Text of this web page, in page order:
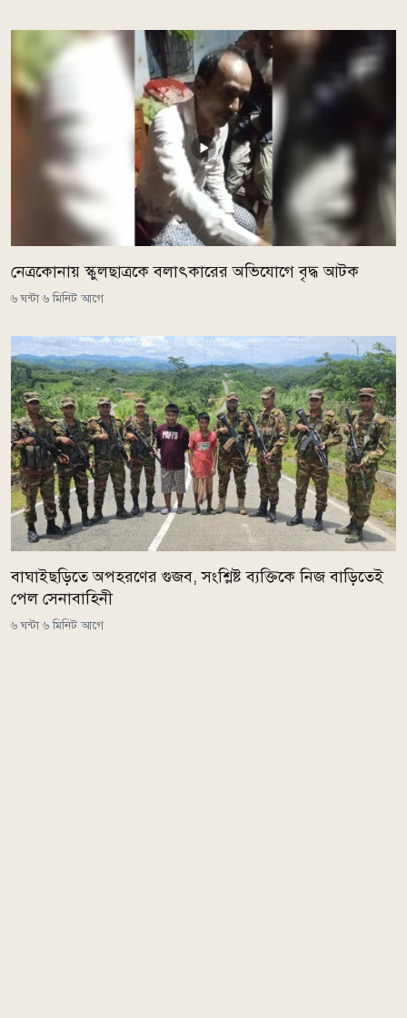
নেত্রকোনায় স্কুলছাত্রকে বলাৎকারের অভিযোগে বৃদ্ধ আটক
৬ ঘন্টা ৬ মিনিট আগে
বাঘাইছড়িতে অপহরণের গুজব, সংশ্লিষ্ট ব্যক্তিকে নিজ বাড়িতেই
পেল সেনাবাহিনী
৬ ঘন্টা ৬ মিনিট আগে